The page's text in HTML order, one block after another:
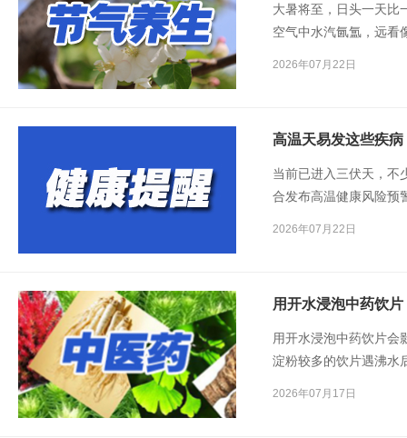
大暑将至，日头一天比
空气中水汽氤氲，远看
2026年07月22日
高温天易发这些疾
当前已进入三伏天，不
合发布高温健康风险预
2026年07月22日
用开水浸泡中药饮片会
淀粉较多的饮片遇沸水
2026年07月17日